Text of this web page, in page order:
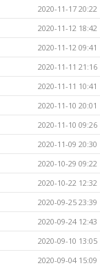
2020-11-17 20:22
2020-11-12 18:42
2020-11-12 09:41
2020-11-11 21:16
2020-11-11 10:41
2020-11-10 20:01
2020-11-10 09:26
2020-11-09 20:30
2020-10-29 09:22
2020-10-22 12:32
2020-09-25 23:39
2020-09-24 12:43
2020-09-10 13:05
2020-09-04 15:09